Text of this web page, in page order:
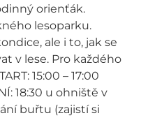
orienťák.
lesoparku.
ale i to, jak se
v lese. Pro každého
15:00 – 17:00
18:30 u ohniště v
buřtu (zajistí si